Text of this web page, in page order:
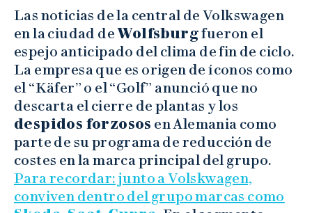
Las noticias de la central de Volkswagen
en la ciudad deWolfsburgfueron el
espejo anticipado del clima de fin de ciclo.
La empresa que es origen de íconos como
el “Käfer” o el “Golf” anunció que no
descarta el cierre de plantas y los
despidos forzosos en Alemania como
parte de su programa de reducción de
costes en la marca principal del grupo.
Para recordar: junto a Volskwagen,
conviven dentro del grupo marcas como